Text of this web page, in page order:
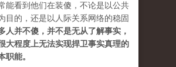
能看到他们在装傻，不论是以公共
目的，还是以人际关系网络的稳固
人并不傻，并不是无从了解事实，
大程度上无法实现捍卫事实真理的
职能。